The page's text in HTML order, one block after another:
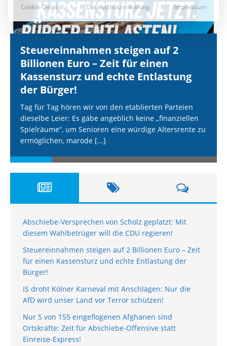
Steuereinnahmen steigen auf 2
Billionen Euro – Zeit für einen
Kassensturz und echte Entlastung
der Bürger!
Tag für Tag hören wir von den etablierten Parteien
dieselbe Leier: Es gäbe angeblich keine „finanziellen
Spielräume“, um Senioren eine würdige Altersrente zu
ermöglichen, marode [...]
Abschiebe-Versprechen von Scholz geplatzt: Mit
diesem Wahlbetrüger will die CDU regieren!
Steuereinnahmen steigen auf 2 Billionen Euro – Zeit
für einen Kassensturz und echte Entlastung der
Bürger!
IS droht Kölner Karneval mit Anschlägen: Nur die
AfD wird unser Land vor Terror schützen!
Nur 5 von 155 eingeflogenen Afghanen sind
Ortskräfte: Zeit für Abschiebe-Offensive statt
Einreise-Express!